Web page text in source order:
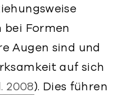
Formen
Augen sind und
auf sich
2008). Dies führen